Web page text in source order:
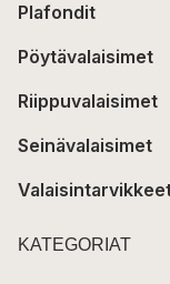
Plafondit
Pöytävalaisimet
Riippuvalaisimet
Seinävalaisimet
KATEGORIAT